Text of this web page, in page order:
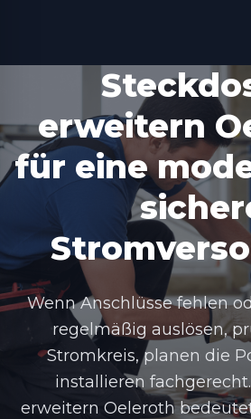
erweitern
für eine
Wenn Anschlüsse fehlen
regelmäßig auslösen,
Stromkreis, planen die
installieren
erweitern Oeleroth